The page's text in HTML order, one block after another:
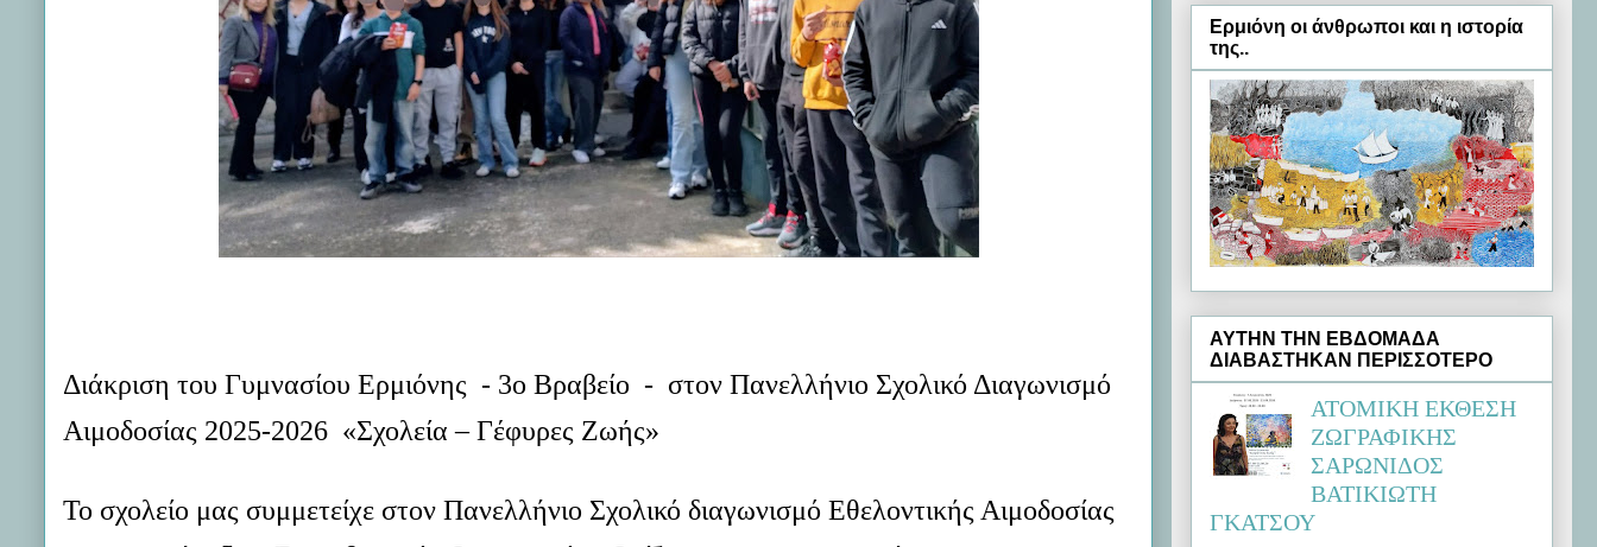
Διάκριση του Γυμνασίου Ερμιόνης - 3ο Βραβείο - στον Πανελλήνιο Σχολικό Διαγωνισμό
Αιμοδοσίας 2025-2026 «Σχολεία – Γέφυρες Ζωής»
Το σχολείο μας συμμετείχε στον Πανελλήνιο Σχολικό διαγωνισμό Εθελοντικής Αιμοδοσίας
Ερμιόνη oι άνθρωποι και η ιστορία
της..
ΑΥΤΗΝ ΤΗΝ ΕΒΔΟΜΑΔΑ
ΔΙΑΒΑΣΤΗΚΑΝ ΠΕΡΙΣΣΟΤΕΡΟ
ΑΤΟΜΙΚΗ ΕΚΘΕΣΗ
ΖΩΓΡΑΦΙΚΗΣ
ΣΑΡΩΝΙΔΟΣ
ΒΑΤΙΚΙΩΤΗ
ΓΚΑΤΣΟΥ